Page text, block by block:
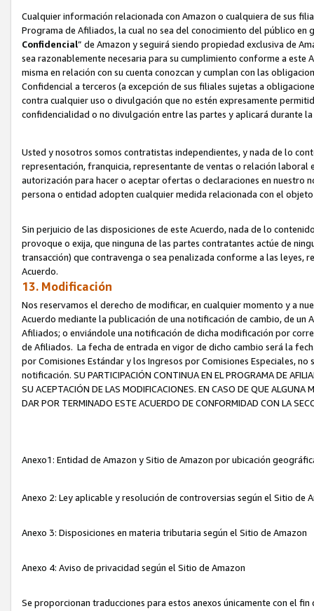
Cualquier información relacionada con Amazon o cualquiera de sus
Programa de Afiliados, la cual no sea del conocimiento del público
Confidencial” de Amazon y seguirá siendo propiedad exclusiva de
sea razonablemente necesaria para su cumplimiento conforme a
misma en relación con su cuenta conozcan y cumplan con las
Confidencial a terceros (a excepción de sus filiales sujetas a
contra cualquier uso o divulgación que no estén expresamente
confidencialidad o no divulgación entre las partes y aplicará durante
Usted y nosotros somos contratistas independientes, y nada de lo
representación, franquicia, representante de ventas o relación
autorización para hacer o aceptar ofertas o declaraciones en nuestro
persona o entidad adopten cualquier medida relacionada con el
Sin perjuicio de las disposiciones de este Acuerdo, nada de lo
provoque o exija, que ninguna de las partes contratantes actúe de
transacción) que contravenga o sea penalizada conforme a las leyes,
Acuerdo.
13. Modificación
Nos reservamos el derecho de modificar, en cualquier momento y a
Acuerdo mediante la publicación de una notificación de cambio, de
Afiliados; o enviándole una notificación de dicha modificación por
de Afiliados. La fecha de entrada en vigor de dicho cambio será la
por Comisiones Estándar y los Ingresos por Comisiones Especiales,
notificación. SU PARTICIPACIÓN CONTINUA EN EL PROGRAMA DE
SU ACEPTACIÓN DE LAS MODIFICACIONES. EN CASO DE QUE ALGUNA
DAR POR TERMINADO ESTE ACUERDO DE CONFORMIDAD CON LA
Anexo1: Entidad de Amazon y Sitio de Amazon por ubicación
Anexo 2: Ley aplicable y resolución de controversias según el Sitio de
Anexo 3: Disposiciones en materia tributaria según el Sitio de Amazon
Anexo 4: Aviso de privacidad según el Sitio de Amazon
Se proporcionan traducciones para estos anexos únicamente con el